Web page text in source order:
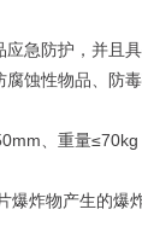
急防护，并且
蚀性物品、防
、重量
炸物产生的爆